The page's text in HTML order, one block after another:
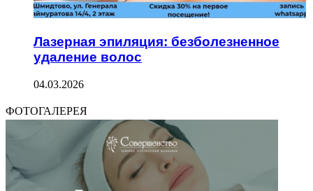
Лазерная эпиляция: безболезненное
удаление волос
04.03.2026
ФОТОГАЛЕРЕЯ